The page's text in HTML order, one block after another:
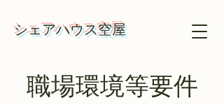
​​シェアハウス空屋
​職場環境等要件